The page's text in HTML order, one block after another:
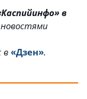
в
в«Дзен».